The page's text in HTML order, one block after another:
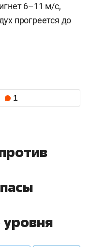
6–11 м/c,
прогреется до
1
уровня